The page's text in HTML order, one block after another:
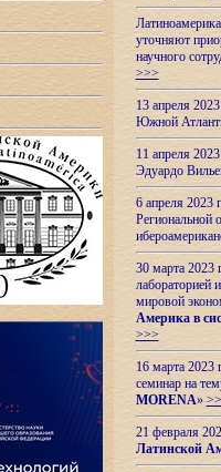
уточняют
научного
>>>
13 апреля
Южной
11 апреля
Эдуардо
6 апреля
Региональной
30 марта 2023
лабораторией
мировой
Америка в
>>>
16 марта 2023
семинар на
MORENA»
21 февраля
Латинской